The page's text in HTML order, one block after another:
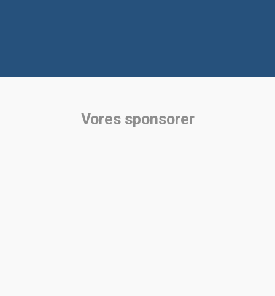
Vores sponsorer​